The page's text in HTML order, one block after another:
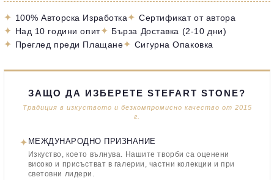
✦ 100% Авторска Изработка✦ Сертификат от автора
✦ Над 10 години опит✦ Бърза Доставка (2-10 дни)
✦ Преглед преди Плащане✦ Сигурна Опаковка
ЗАЩО ДА ИЗБЕРЕТЕ STEFART STONE?
Традиция в изкуството и безкомпромисно качество от 2015
г.
✦ МЕЖДУНАРОДНО ПРИЗНАНИЕ
Изкуство, което вълнува. Нашите творби са оценени
високо и присъстват в галерии, частни колекции и при
световни лидери.